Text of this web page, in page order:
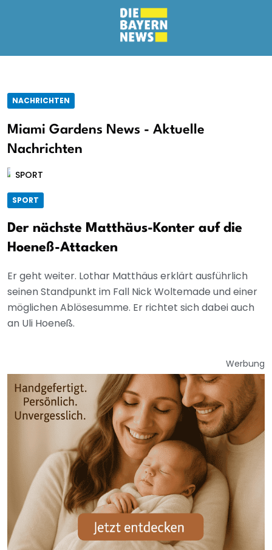
NACHRICHTEN
Miami Gardens News - Aktuelle
Nachrichten
SPORT
SPORT
Der nächste Matthäus-Konter auf die
Hoeneß-Attacken
Er geht weiter. Lothar Matthäus erklärt ausführlich
seinen Standpunkt im Fall Nick Woltemade und einer
möglichen Ablösesumme. Er richtet sich dabei auch
an Uli Hoeneß.
Werbung